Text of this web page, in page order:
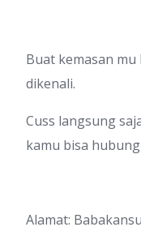
Buat kemasan
dikenali.
Cuss langsung
kamu bisa
Alamat: